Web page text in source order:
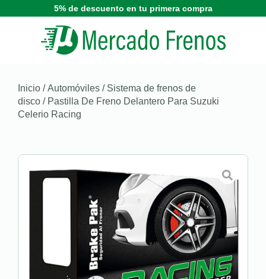
5% de descuento en tu primera compra
Inicio /Automóviles / Sistema de frenos de
disco / Pastilla De Freno Delantero Para Suzuki
Celerio Racing